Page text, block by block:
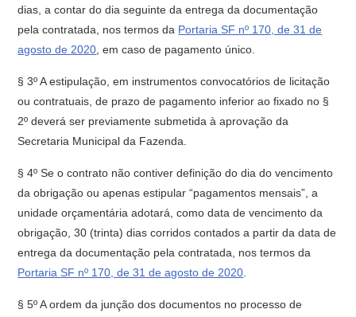
dias, a contar do dia seguinte da entrega da documentação
pela contratada, nos termos da Portaria SF nº 170, de 31 de
agosto de 2020 , em caso de pagamento único.
§ 3º A estipulação, em instrumentos convocatórios de licitação
ou contratuais, de prazo de pagamento inferior ao fixado no §
2º deverá ser previamente submetida à aprovação da
Secretaria Municipal da Fazenda.
§ 4º Se o contrato não contiver definição do dia do vencimento
da obrigação ou apenas estipular “pagamentos mensais”, a
unidade orçamentária adotará, como data de vencimento da
obrigação, 30 (trinta) dias corridos contados a partir da data de
entrega da documentação pela contratada, nos termos da
Portaria SF nº 170, de 31 de agosto de 2020
§ 5º A ordem da junção dos documentos no processo de